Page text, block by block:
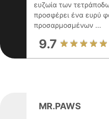
ευζωία των
προσφέρει ένα ευρύ
προσαρμοσμένων ...
9.7
MR.PAWS